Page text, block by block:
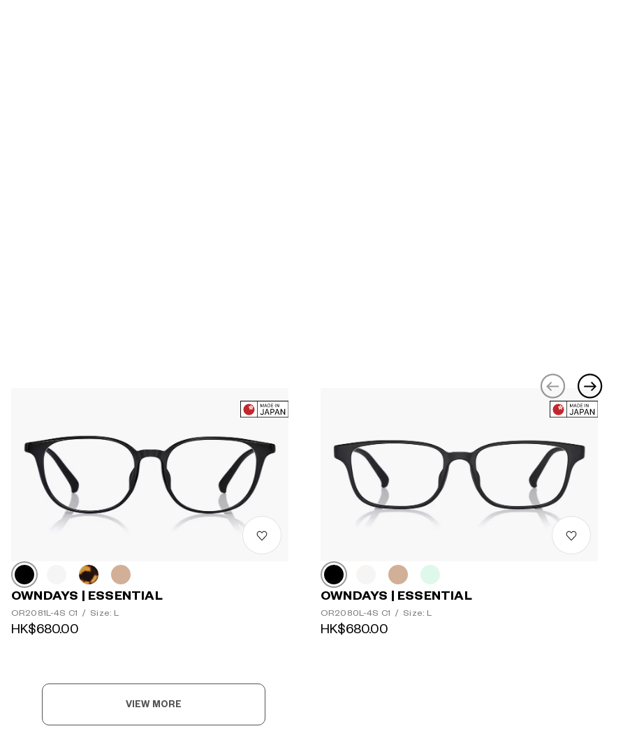
OWNDAYS | ESSENTIAL
OR2081L-4S C1 / Size: L
HK$680.00
OWNDAYS | ESSENTIAL
OR2080L-4S C1 / Size: L
HK$680.00
VIEW MORE